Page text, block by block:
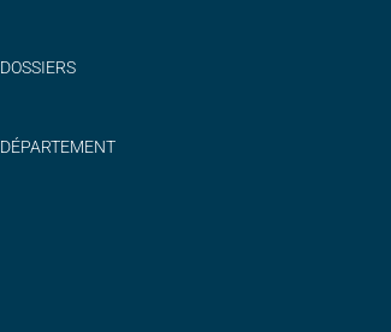
DOSSIERS
DÉPARTEMENT